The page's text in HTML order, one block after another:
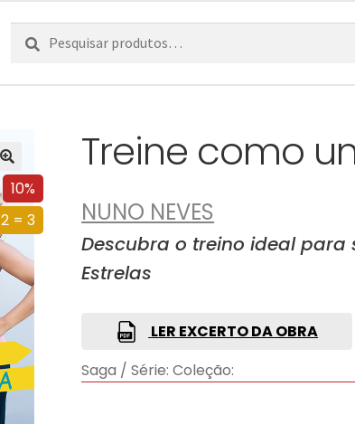
Pesquisar
por:
Pesquisa
10%
2 = 3
Treine como
NUNO NEVES
Descubra o treino ideal para
Estrelas
LER EXCERTO DA OBRA
Saga / Série: Coleção: